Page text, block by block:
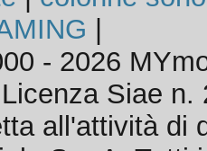
- 2026
Siae n.
all'attività di